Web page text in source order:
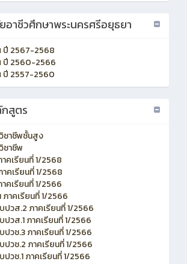
อาชีวศึกษาพระนครศรีอยุธยา
ปี 2567-2568
ปี 2560-2566
ปี 2557-2560
สูตร
ชาชีพชั้นสูง
ชาชีพ
คเรียนที่ 1/2568
าคเรียนที่ 1/2568
คเรียนที่ 1/2566
ภาคเรียนที่ 1/2566
ปวส.2 ภาคเรียนที่ 1/2566
ปวส.1 ภาคเรียนที่ 1/2566
ปวช.3 ภาคเรียนที่ 1/2566
ปวช.2 ภาคเรียนที่ 1/2566
ปวช.1 ภาคเรียนที่ 1/2566